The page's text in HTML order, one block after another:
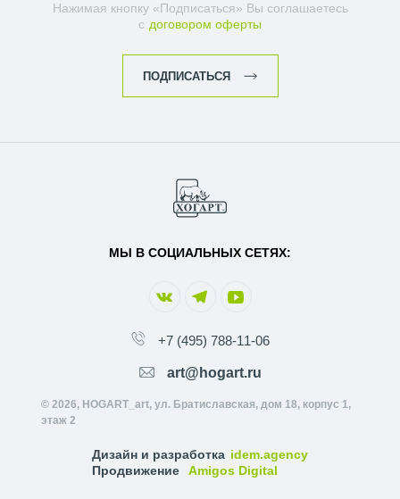
Нажимая кнопку «Подписаться» Вы соглашаетесь
с договором оферты
ПОДПИСАТЬСЯ
МЫ В СОЦИАЛЬНЫХ СЕТЯХ:
+7 (495) 788-11-06
art@hogart.ru
© 2026, HOGART_art, ул. Братиславская, дом 18, корпус 1,
этаж 2
Дизайн и разработка idem.agency
Продвижение
Amigos Digital